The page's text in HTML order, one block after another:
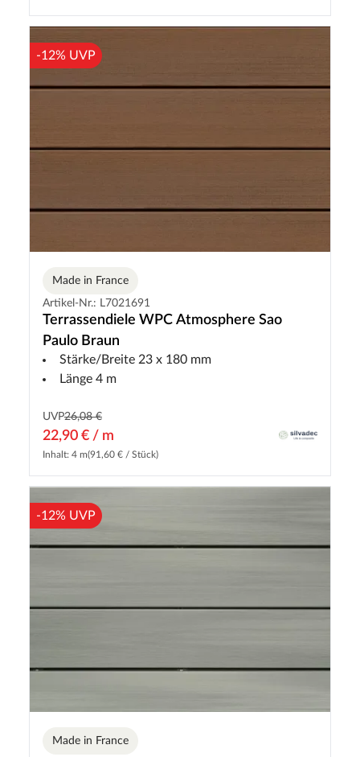
-12% UVP
Made in France
Artikel-Nr.: L7021691
Terrassendiele WPC Atmosphere Sao
Paulo Braun
Stärke/Breite 23 x 180 mm
Länge 4 m
UVP26,08 €
22,90 € / m
Inhalt: 4 m(91,60 € / Stück)
-12% UVP
Made in France